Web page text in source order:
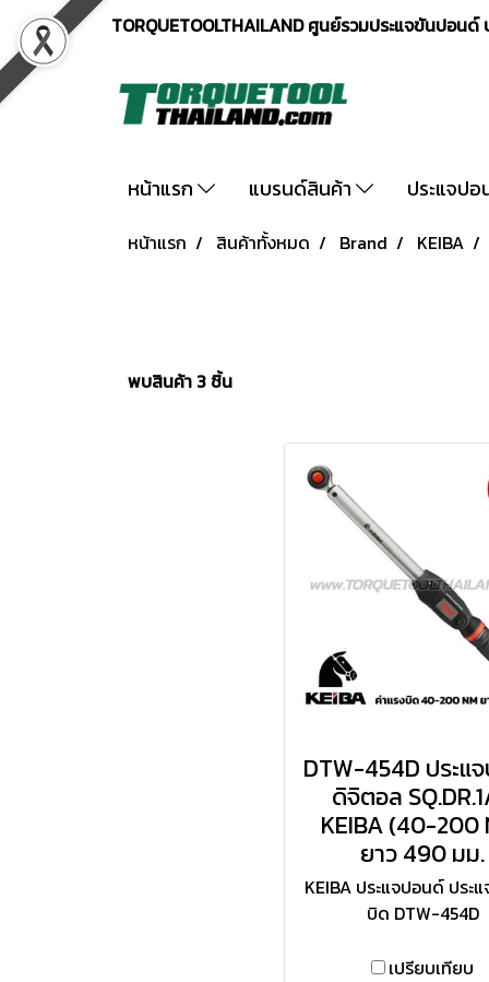
TORQUETOOLTHAILAND ศูนย์รวมประแจขันปอน
หน้าแรก แบรนด์สินค้า ประแจป
หน้าแรก สินค้าทั้งหมด Brand KEIBA
พบสินค้า 3 ชิ้น
DTW-454D ประแ
ดิจิตอล
KEIBA (40-200
ยาว 490 มม.
KEIBA ประแจปอนด์ ประ
บิด DTW-454D
เปรียบเทียบ